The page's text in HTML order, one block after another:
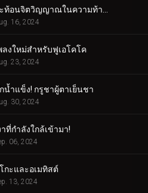
16, 2024
ลงใหม่สำหรับฟูเอโคโค
23, 2024
น้ำแข็ง! กรูชาผู้ตาเย็นชา
30, 2024
าที่กำลังใกล้เข้ามา!
06, 2024
กะและอเมทิสต์
13, 2024